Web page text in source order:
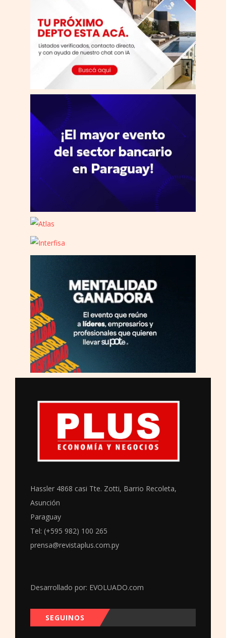
Hassler 4868 casi Tte. Zotti, Barrio Recoleta,
Asunción
Paraguay
Tel: (+595 982) 100 265
prensa@revistaplus.com.py
Desarrollado por: EVOLUADO.com
SEGUINOS